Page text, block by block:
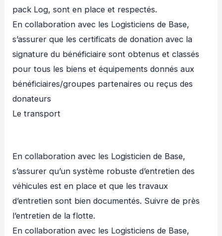
pack Log, sont en place et respectés.
En collaboration avec les Logisticiens de Base,
s’assurer que les certificats de donation avec la
signature du bénéficiaire sont obtenus et classés
pour tous les biens et équipements donnés aux
bénéficiaires/groupes partenaires ou reçus des
donateurs
Le transport
En collaboration avec les Logisticien de Base,
s’assurer qu’un système robuste d’entretien des
véhicules est en place et que les travaux
d’entretien sont bien documentés. Suivre de près
l’entretien de la flotte.
En collaboration avec les Logisticiens de Base,